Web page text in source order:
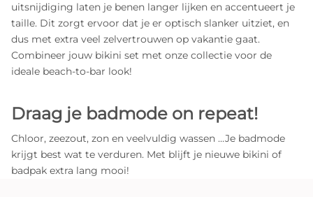
uitsnijdiging laten je benen langer lijken en accentueert je
taille. Dit zorgt ervoor dat je er optisch slanker uitziet, en
dus met extra veel zelvertrouwen op vakantie gaat.
Combineer jouw bikini set met onze collectie voor de
ideale beach-to-bar look!
Draag je badmode on repeat!
Chloor, zeezout, zon en veelvuldig wassen …Je badmode
krijgt best wat te verduren. Met blijft je nieuwe bikini of
badpak extra lang mooi!